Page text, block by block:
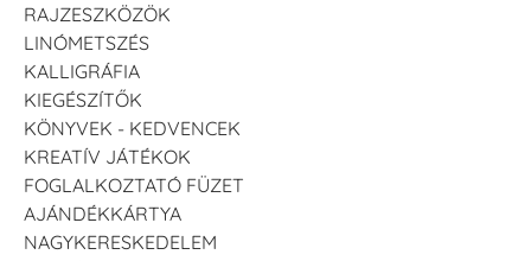
RAJZESZKÖZÖK
LINÓMETSZÉS
KALLIGRÁFIA
KIEGÉSZÍTŐK
KÖNYVEK - KEDVENCEK
KREATÍV JÁTÉKOK
FOGLALKOZTATÓ FÜZET
AJÁNDÉKKÁRTYA
NAGYKERESKEDELEM